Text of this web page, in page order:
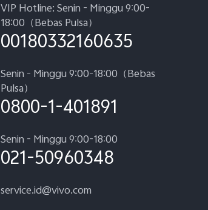
VIP Hotline: Senin - Minggu 9:00-
18:00（Bebas Pulsa）
00180332160635
Senin - Minggu 9:00-18:00（Bebas
Pulsa）
0800-1-401891
Senin - Minggu 9:00-18:00
021-50960348
service.id@vivo.com